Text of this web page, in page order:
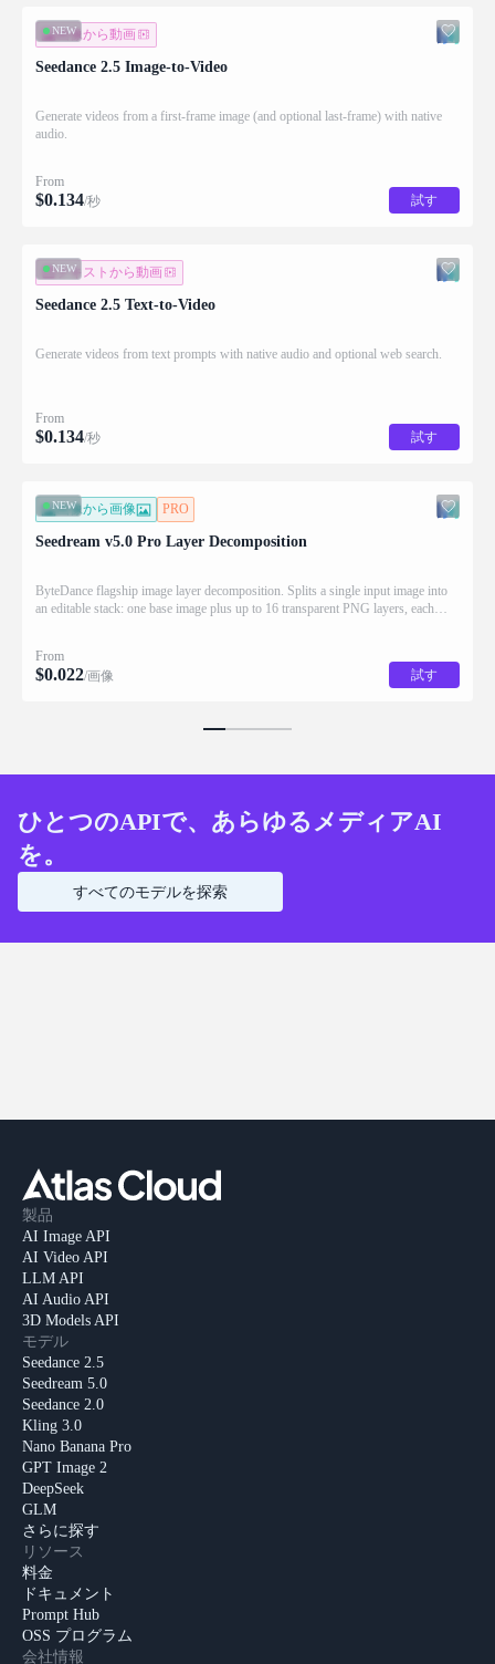
NEW
画像から動画
Seedance 2.5 Image-to-Video
Generate videos from a first-frame image (and optional last-frame) with native
audio.
From
$0.134/秒 試す
NEW
テキストから動画
Seedance 2.5 Text-to-Video
Generate videos from text prompts with native audio and optional web search.
From
$0.134/秒 試す
NEW
画像から画像 PRO
Seedream v5.0 Pro Layer Decomposition
ByteDance flagship image layer decomposition. Splits a single input image into
an editable stack: one base image plus up to 16 transparent PNG layers, each
From
$0.022/画像 試す
ひとつのAPIで、あらゆるメディアAI
を。
すべてのモデルを探索
製品
AI Image API
AI Video API
LLM API
AI Audio API
3D Models API
モデル
Seedance 2.5
Seedream 5.0
Seedance 2.0
Kling 3.0
Nano Banana Pro
GPT Image 2
DeepSeek
GLM
さらに探す
リソース
料金
ドキュメント
Prompt Hub
OSS プログラム
会社情報